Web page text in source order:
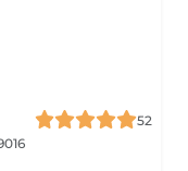
52